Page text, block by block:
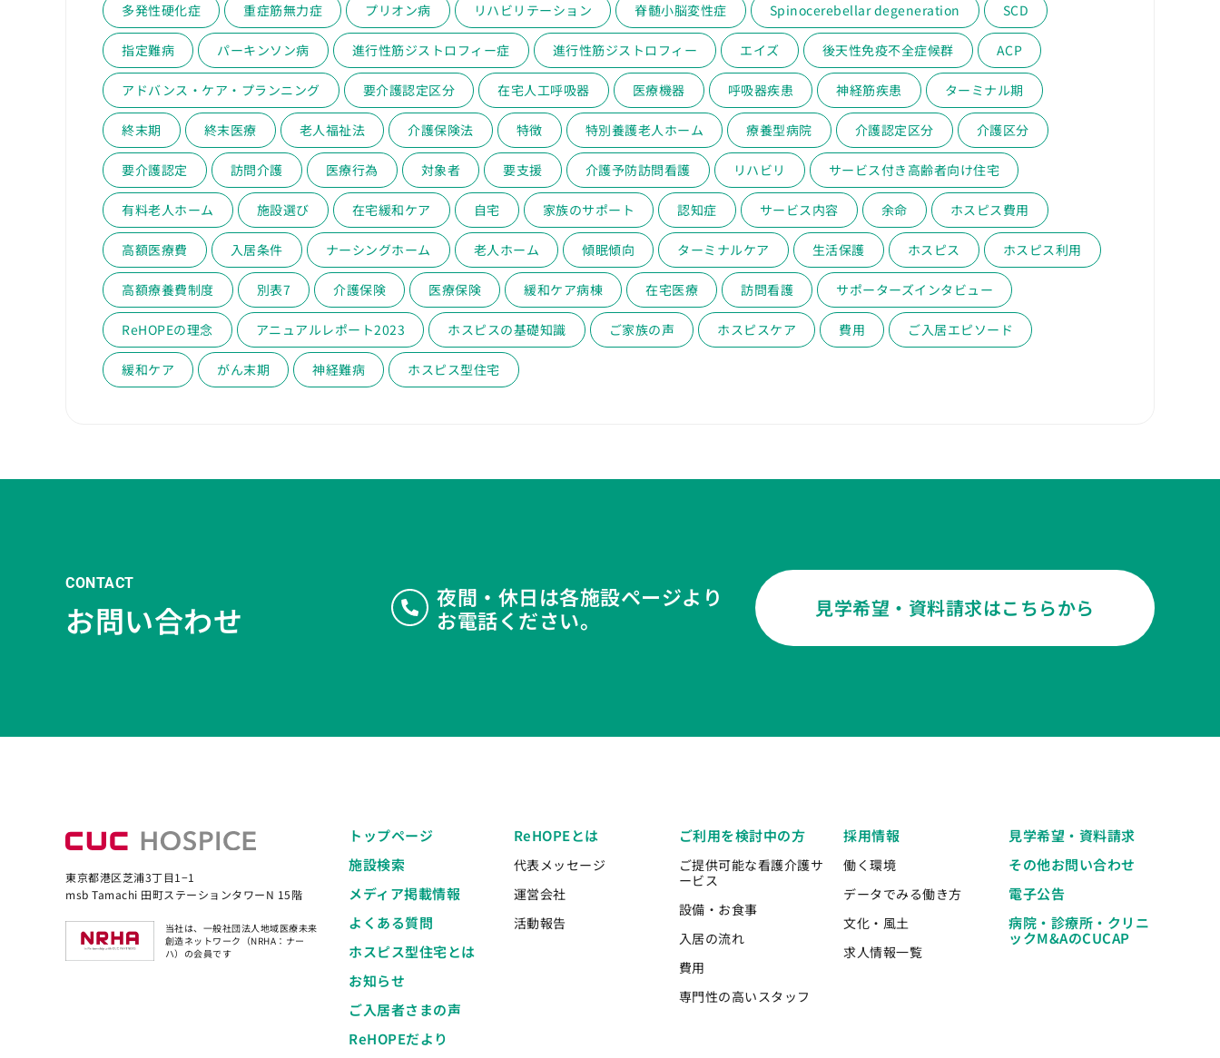
多発性硬化症 重症筋無力症 プリオン病 リハビリテーション 脊髄小脳変性症 Spinocerebellar degeneration SCD
指定難病 パーキンソン病 進行性筋ジストロフィー症 進行性筋ジストロフィー エイズ 後天性免疫不全症候群 ACP
アドバンス・ケア・プランニング 要介護認定区分 在宅人工呼吸器 医療機器 呼吸器疾患 神経筋疾患 ターミナル期
終末期 終末医療 老人福祉法 介護保険法 特徴 特別養護老人ホーム 療養型病院 介護認定区分 介護区分
要介護認定 訪問介護 医療行為 対象者 要支援 介護予防訪問看護 リハビリ サービス付き高齢者向け住宅
有料老人ホーム 施設選び 在宅緩和ケア 自宅 家族のサポート 認知症 サービス内容 余命 ホスピス費用
高額医療費 入居条件 ナーシングホーム 老人ホーム 傾眠傾向 ターミナルケア 生活保護 ホスピス ホスピス利用
高額療養費制度 別表7 介護保険 医療保険 緩和ケア病棟 在宅医療 訪問看護 サポーターズインタビュー
ReHOPEの理念 アニュアルレポート2023 ホスピスの基礎知識 ご家族の声 ホスピスケア 費用 ご入居エピソード
緩和ケア がん末期 神経難病 ホスピス型住宅
CONTACT
お問い合わせ
夜間・休日は各施設ページより
お電話ください。
見学希望・資料請求はこちらから
東京都港区芝浦3丁目1−1
msb Tamachi 田町ステーションタワーN 15階
当社は、一般社団法人地域医療未来
創造ネットワーク（NRHA：ナー
ハ）の会員です
トップページ
施設検索
メディア掲載情報
よくある質問
ホスピス型住宅とは
お知らせ
ご入居者さまの声
ReHOPEだより
ReHOPEとは
代表メッセージ
運営会社
活動報告
ご利用を検討中の方
ご提供可能な看護介護サ
ービス
設備・お食事
入居の流れ
費用
専門性の高いスタッフ
採用情報
働く環境
データでみる働き方
文化・風土
求人情報一覧
見学希望・資料請求
その他お問い合わせ
電子公告
病院・診療所・クリニ
ックM&AのCUCAP